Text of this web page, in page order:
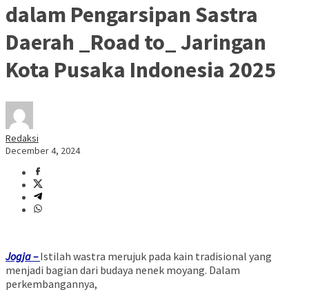
dalam Pengarsipan Sastra
Daerah _Road to_ Jaringan
Kota Pusaka Indonesia 2025
Redaksi
December 4, 2024
Jogja –Istilah wastra merujuk pada kain tradisional yang
menjadi bagian dari budaya nenek moyang. Dalam
perkembangannya,